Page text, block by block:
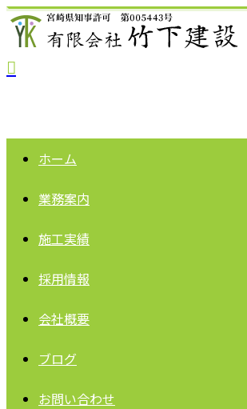
ホーム
業務案内
施工実績
採用情報
会社概要
ブログ
お問い合わせ